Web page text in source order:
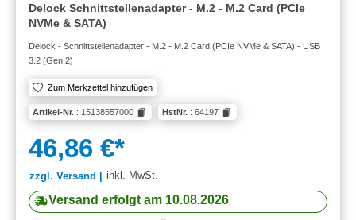
Delock Schnittstellenadapter - M.2 - M.2 Card (PCIe
NVMe & SATA)
Delock - Schnittstellenadapter - M.2 - M.2 Card (PCIe NVMe & SATA) - USB
3.2 (Gen 2)
Zum Merkzettel hinzufügen
Artikel-Nr. : 15138557000 HstNr. : 64197
46,86 €*
zzgl. Versand | inkl. MwSt.
Versand erfolgt am 10.08.2026